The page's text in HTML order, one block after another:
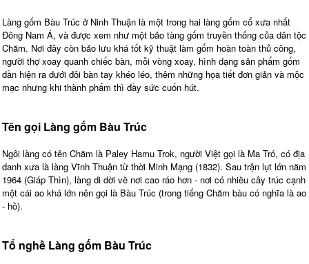
Làng gốm Bàu Trúc ở Ninh Thuận là một trong hai làng gốm cổ xưa nhất
Đông Nam Á, và được xem như một bảo tàng gốm truyền thống của dân tộc
Chăm. Nơi đây còn bảo lưu khá tốt kỹ thuật làm gốm hoàn toàn thủ công,
người thợ xoay quanh chiếc bàn, mỗi vòng xoay, hình dạng sản phẩm gốm
dần hiện ra dưới đôi bàn tay khéo léo, thêm những họa tiết đơn giản và mộc
mạc nhưng khi thành phẩm thì đầy sức cuốn hút.
Tên gọi Làng gốm Bàu Trúc
Ngôi làng có tên Chăm là Paley Hamu Trok, người Việt gọi là Ma Tró, có địa
danh xưa là làng Vĩnh Thuận từ thời Minh Mạng (1832). Sau trận lụt lớn năm
1964 (Giáp Thìn), làng di dời về nơi cao ráo hơn - nơi có nhiều cây trúc cạnh
một cái ao khá lớn nên gọi là Bàu Trúc (trong tiếng Chăm bàu có nghĩa là ao
- hồ).
Tổ nghề Làng gốm Bàu Trúc